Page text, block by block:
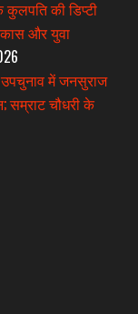
की डिप्टी
और युवा
उपचुनाव में जनसुराज
सम्राट चौधरी के